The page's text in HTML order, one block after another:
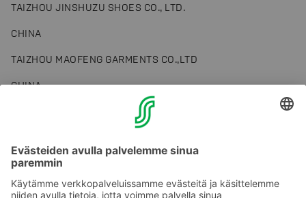
TAIZHOU JINSHUZU SHOES CO., LTD.
CHINA
TAIZHOU MAOFENG GARMENTS CO.,LTD
CHINA
TAIZHOU SHUXIN SHOES CO., LTD.
TAIZHOU TAIJIANG SHOES CO.,LTD
CHINA